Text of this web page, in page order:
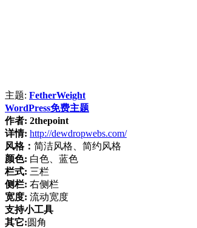
主题: FetherWeight
WordPress免费主题
作者: 2thepoint
详情: http://dewdropwebs.com/
风格： 简洁风格、简约风格
颜色: 白色、蓝色
栏式: 三栏
侧栏: 右侧栏
宽度: 流动宽度
支持小工具
其它:圆角